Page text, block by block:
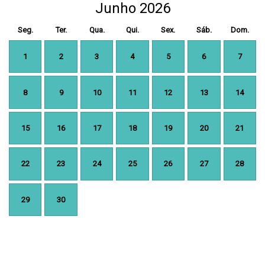
Junho 2026
Seg. Ter. Qua. Qui. Sex. Sáb. Dom.
1 2 3 4 5 6 7
8 9 10 11 12 13 14
15 16 17 18 19 20 21
22 23 24 25 26 27 28
29 30